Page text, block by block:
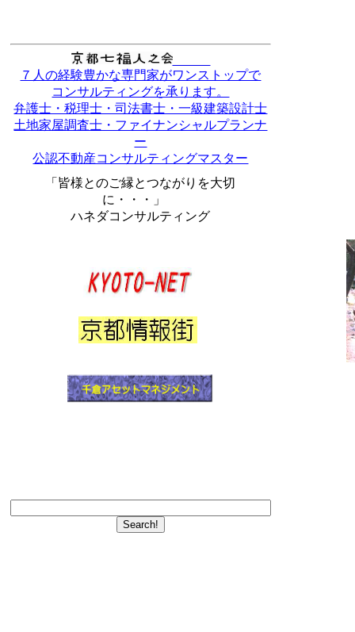
７人の経験豊かな専門家がワンストップで
コンサルティングを承ります。
弁護士・税理士・司法書士・一級建築設計士
土地家屋調査士・ファイナンシャルプランナ
ー
公認不動産コンサルティングマスター
「皆様とのご縁とつながりを大切
に・・・」
ハネダコンサルティング